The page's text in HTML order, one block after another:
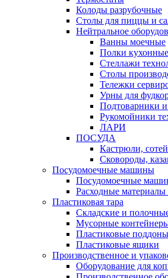
Колоды разрубочные
Столы для пиццы и
Нейтральное
Ванны моечные
Полки
Стеллажи
Столы
Тележки
Урны для
Подтоварники и
Рукомойники
ЛАРИ
ПОСУДА
Кастрюли,
Сковороды,
Посудомоечные машины
Посудомоечные
Расходные
Пластиковая тара
Складские и
Мусорные
Пластиковые поддоны
Пластиковые ящики
Производственное и
Оборудование для